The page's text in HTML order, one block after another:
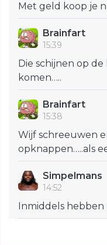
Met geld koop je
Brainfart
15:39
Die schijnen op
komen…..
Brainfart
15:38
Wijf schreeuwen
opknappen…..als
Simpelmans
14:52
Inmiddels